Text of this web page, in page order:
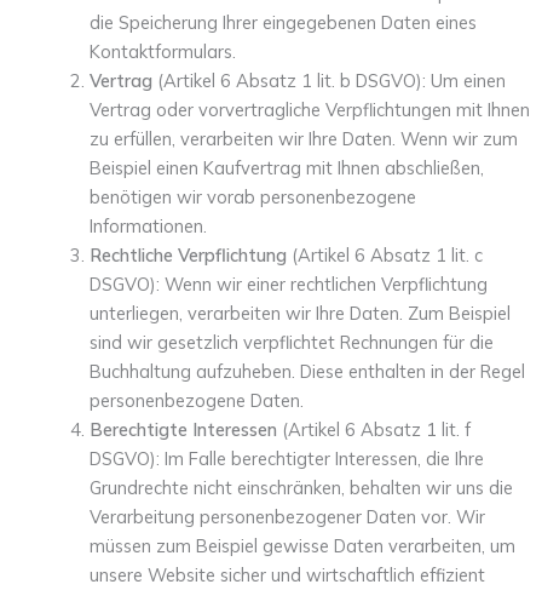
die Speicherung Ihrer eingegebenen Daten eines
Kontaktformulars.
Vertrag (Artikel 6 Absatz 1 lit. b DSGVO): Um einen
Vertrag oder vorvertragliche Verpflichtungen mit Ihnen
zu erfüllen, verarbeiten wir Ihre Daten. Wenn wir zum
Beispiel einen Kaufvertrag mit Ihnen abschließen,
benötigen wir vorab personenbezogene
Informationen.
Rechtliche Verpflichtung (Artikel 6 Absatz 1 lit. c
DSGVO): Wenn wir einer rechtlichen Verpflichtung
unterliegen, verarbeiten wir Ihre Daten. Zum Beispiel
sind wir gesetzlich verpflichtet Rechnungen für die
Buchhaltung aufzuheben. Diese enthalten in der Regel
personenbezogene Daten.
Berechtigte Interessen (Artikel 6 Absatz 1 lit. f
DSGVO): Im Falle berechtigter Interessen, die Ihre
Grundrechte nicht einschränken, behalten wir uns die
Verarbeitung personenbezogener Daten vor. Wir
müssen zum Beispiel gewisse Daten verarbeiten, um
unsere Website sicher und wirtschaftlich effizient